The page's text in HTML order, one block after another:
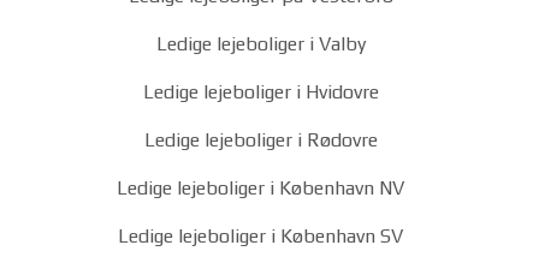
Ledige lejeboliger i Valby
Ledige lejeboliger i Hvidovre
Ledige lejeboliger i Rødovre
Ledige lejeboliger i København NV
Ledige lejeboliger i København SV